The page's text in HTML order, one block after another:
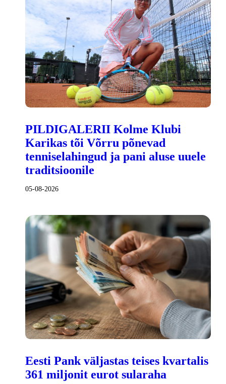
PILDIGALERII Kolme Klubi
Karikas tõi Võrru põnevad
tenniselahingud ja pani aluse uuele
traditsioonile
05-08-2026
Eesti Pank väljastas teises kvartalis
361 miljonit eurot sularaha